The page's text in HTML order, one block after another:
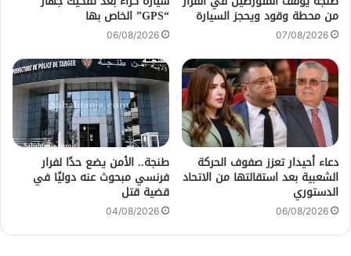
من محطة وقود ويحجز السيارة
07/08/2026
“GPS” الخاص بها
06/08/2026
دعاء أحيدار تعزز صفوف الحركة
الشعبية بعد استقالتها من الاتحاد
الدستوري
06/08/2026
طنجة.. الأمن يضع حدًا لفرار
فرنسي مبحوث عنه دوليًا في
قضية قتل
04/08/2026